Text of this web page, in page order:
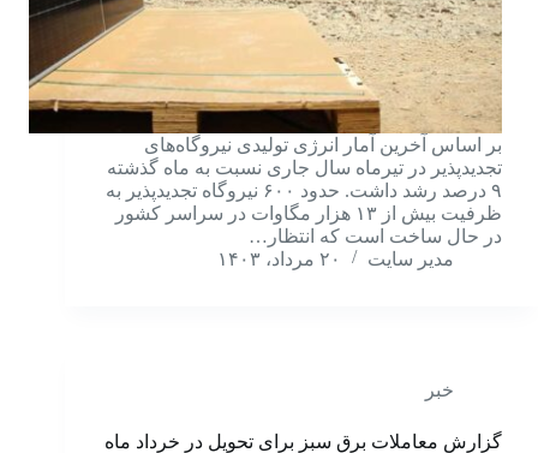
بر اساس آخرین آمار انرژی تولیدی نیروگاه‌های
تجدیدپذیر در تیرماه سال جاری نسبت به ماه گذشته
۹ درصد رشد داشت. حدود ۶۰۰ نیروگاه تجدیدپذیر به
ظرفیت بیش از ۱۳ هزار مگاوات در سراسر کشور
در حال ساخت است که انتظار…
مدیر سایت
۲۰ مرداد، ۱۴۰۳
خبر
گزارش معاملات برق سبز برای تحویل در خرداد ماه